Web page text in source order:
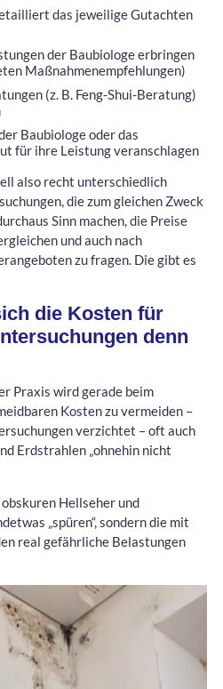
das jeweilige Gutachten
der Baubiologe erbringen
Maßnahmenempfehlungen)
(z. B. Feng-Shui-Beratung)
Baubiologe oder das
für ihre Leistung veranschlagen
also recht unterschiedlich
die zum gleichen Zweck
Sinn machen, die Preise
und auch nach
zu fragen. Die gibt es
die Kosten für
denn
Praxis wird gerade beim
Kosten zu vermeiden –
verzichtet – oft auch
Erdstrahlen „ohnehin nicht
Hellseher und
„spüren“, sondern die mit
real gefährliche Belastungen